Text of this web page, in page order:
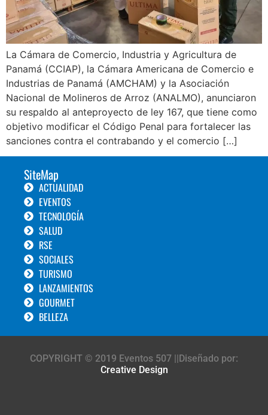
La Cámara de Comercio, Industria y Agricultura de
Panamá (CCIAP), la Cámara Americana de Comercio e
Industrias de Panamá (AMCHAM) y la Asociación
Nacional de Molineros de Arroz (ANALMO), anunciaron
su respaldo al anteproyecto de ley 167, que tiene como
objetivo modificar el Código Penal para fortalecer las
sanciones contra el contrabando y el comercio […]
SiteMap
ACTUALIDAD
EVENTOS
TECNOLOGÍA
SALUD
RSE
SOCIALES
TURISMO
LANZAMIENTOS
GOURMET
BELLEZA
COPYRIGHT © 2019 Eventos 507 ||Diseñado por:
Creative Design